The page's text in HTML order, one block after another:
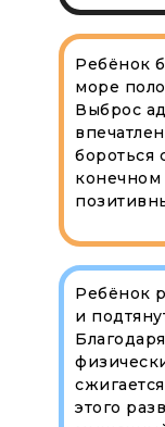
Ребёнок
и
этого
Ребёнок
море
Выброс
бороться
конечном